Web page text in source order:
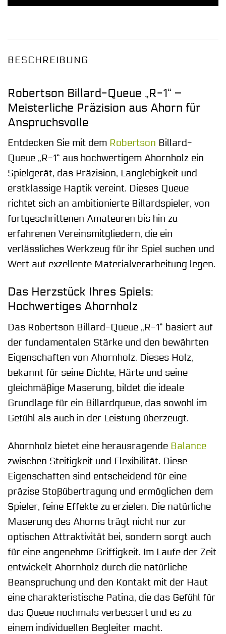
BESCHREIBUNG
Robertson Billard-Queue „R-1“ –
Meisterliche Präzision aus Ahorn für
Anspruchsvolle
Entdecken Sie mit dem Robertson Billard-
Queue „R-1“ aus hochwertigem Ahornholz ein
Spielgerät, das Präzision, Langlebigkeit und
erstklassige Haptik vereint. Dieses Queue
richtet sich an ambitionierte Billardspieler, von
fortgeschrittenen Amateuren bis hin zu
erfahrenen Vereinsmitgliedern, die ein
verlässliches Werkzeug für ihr Spiel suchen und
Wert auf exzellente Materialverarbeitung legen.
Das Herzstück Ihres Spiels:
Hochwertiges Ahornholz
Das Robertson Billard-Queue „R-1“ basiert auf
der fundamentalen Stärke und den bewährten
Eigenschaften von Ahornholz. Dieses Holz,
bekannt für seine Dichte, Härte und seine
gleichmäßige Maserung, bildet die ideale
Grundlage für ein Billardqueue, das sowohl im
Gefühl als auch in der Leistung überzeugt.
Ahornholz bietet eine herausragende Balance
zwischen Steifigkeit und Flexibilität. Diese
Eigenschaften sind entscheidend für eine
präzise Stoßübertragung und ermöglichen dem
Spieler, feine Effekte zu erzielen. Die natürliche
Maserung des Ahorns trägt nicht nur zur
optischen Attraktivität bei, sondern sorgt auch
für eine angenehme Griffigkeit. Im Laufe der Zeit
entwickelt Ahornholz durch die natürliche
Beanspruchung und den Kontakt mit der Haut
eine charakteristische Patina, die das Gefühl für
das Queue nochmals verbessert und es zu
einem individuellen Begleiter macht.